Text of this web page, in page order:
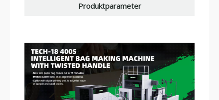
Produktparameter